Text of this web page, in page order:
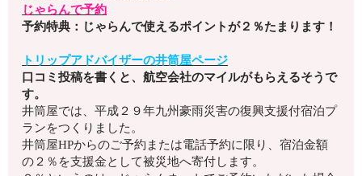
じゃらんで予約
予約特典：じゃらんで使えるポイントが２％たまります！
トリップアドバイザーの井筒屋ページ
口コミ投稿を書くと、航空会社のマイルがもらえるそうで
す。
井筒屋では、平成２９年九州豪雨災害の復興支援付宿泊プ
ランをつくりました。
井筒屋HPからのご予約または電話予約に限り、宿泊金額
の２％ を支援金として被災地へ寄付します。